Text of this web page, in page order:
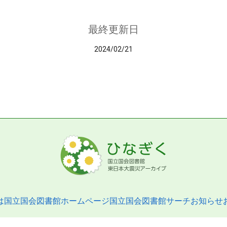
最終更新日
2024/02/21
国立国会図書館ホームページ国立国会図書館サーチお知らせ